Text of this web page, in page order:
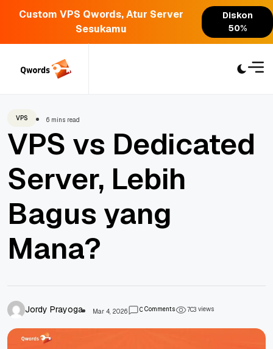
Custom VPS Qwords, Atur Server
Sesukamu
Diskon
50%
VPS 6 mins read
VPS vs Dedicated
Server, Lebih
Bagus yang
Mana?
Jordy Prayoga Mar 4, 2026 0Comments 703views